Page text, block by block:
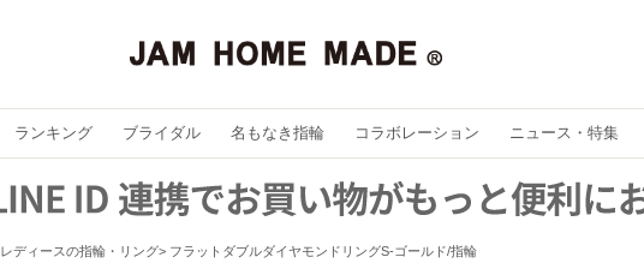
ランキング ブライダル 名もなき指輪 コラボレーション ニュース・特集
レディースの指輪・リング フラットダブルダイヤモンドリングS-ゴールド/指輪